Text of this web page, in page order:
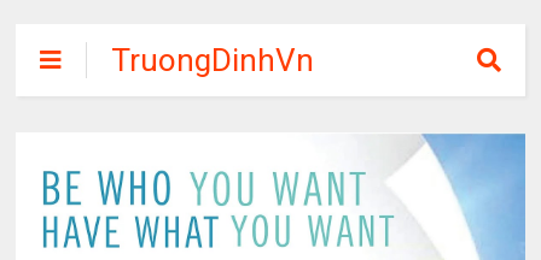
TruongDinhVn
Chia sẽ ebook,
phần mềm học
tập miễn phí